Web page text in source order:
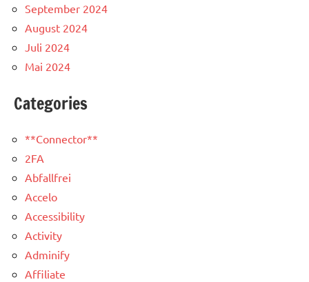
September 2024
August 2024
Juli 2024
Mai 2024
Categories
**Connector**
2FA
Abfallfrei
Accelo
Accessibility
Activity
Adminify
Affiliate